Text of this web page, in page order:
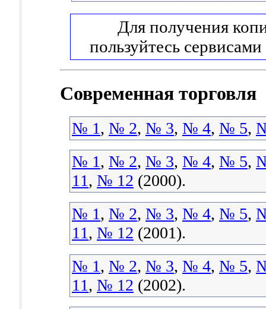
Для получения
пользуйтесь сервисами
Современная торговля
№ 1, № 2, № 3, № 4, № 5,
№ 1, № 2, № 3, № 4, № 5,
11, № 12 (2000).
№ 1, № 2, № 3, № 4, № 5,
11, № 12 (2001).
№ 1, № 2, № 3, № 4, № 5,
11, № 12 (2002).